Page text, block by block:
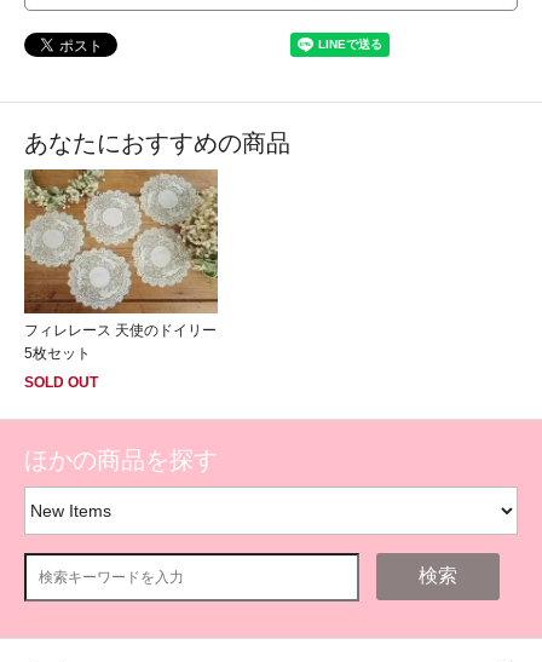
あなたにおすすめの商品
フィレレース 天使のドイリー
5枚セット
SOLD OUT
ほかの商品を探す
検索